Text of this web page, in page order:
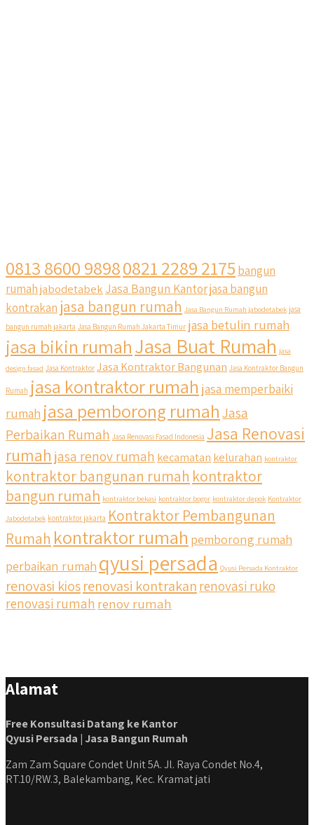
0813 8600 98980821 2289 2175 bangun
rumahjabodetabek Jasa Bangun Kantorjasa bangun
kontrakan jasa bangun rumah Jasa Bangun Rumah jabodetabek jasa
bangun rumah jakarta Jasa Bangun Rumah Jakarta Timur jasa betulin rumah
jasa bikin rumahJasa Buat Rumah jasa
design fasad Jasa Kontraktor Jasa Kontraktor Bangunan Jasa Kontraktor Bangun
Rumah jasa kontraktor rumah jasa memperbaiki
rumah jasa pemborong rumahJasa
Perbaikan Rumah Jasa Renovasi Fasad Indonesia Jasa Renovasi
rumah jasa renov rumah kecamatan kelurahan kontraktor
kontraktor bangunan rumah kontraktor
bangun rumah kontraktor bekasi kontraktor bogor kontraktor depok Kontraktor
Jabodetabek kontraktor jakarta Kontraktor Pembangunan
Rumah kontraktor rumah pemborong rumah
perbaikan rumah qyusi persada Qyusi Persada Kontraktor
renovasi kiosrenovasi kontrakanrenovasi ruko
renovasi rumah renov rumah
Alamat
Free Konsultasi Datang ke Kantor
Qyusi Persada | Jasa Bangun Rumah
Zam Zam Square Condet Unit 5A. Jl. Raya Condet No.4,
RT.10/RW.3, Balekambang, Kec. Kramat jati